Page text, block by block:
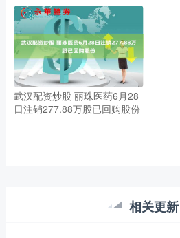
武汉配资炒股 丽珠医药6月28
日注销277.88万股已回购股份
相关更新